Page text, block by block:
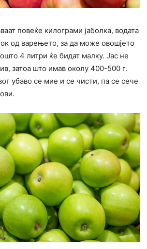
повеќе килограми јаболка, водата
од варењето, за да може овошјето
4 литри ќе бидат малку. Јас не
затоа што имав околу 400-500 г.
убаво се мие и се чисти, па се сече